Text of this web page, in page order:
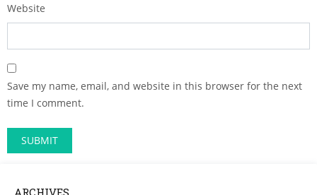
Website
Save my name, email, and website in this browser for the next
time I comment.
ARCHIVES